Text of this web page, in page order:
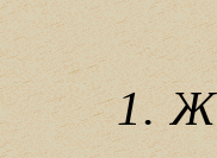
1.